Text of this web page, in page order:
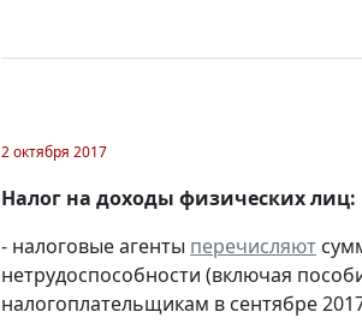
2 октября 2017
Налог на доходы физических лиц:
- налоговые агенты перечисляют
нетрудоспособности (включая
налогоплательщикам в сентябре